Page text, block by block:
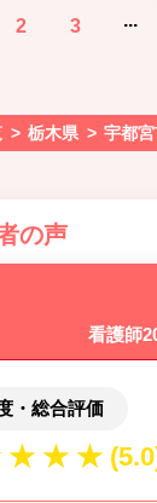
2 3 ...
栃木県 宇都
の声
看護師
・総合評価